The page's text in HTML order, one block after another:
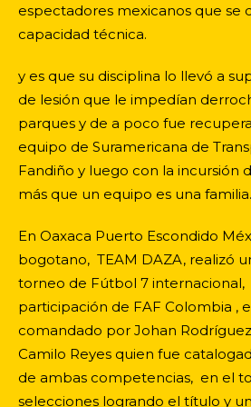
espectadores mexicanos que se
capacidad técnica.
y es que su disciplina lo llevó a
de lesión que le impedían
parques y de a poco fue
equipo de Suramericana de
Fandiño y luego con la incursión
más que un equipo es una familia.
En Oaxaca Puerto Escondido
bogotano, TEAM DAZA, realizó
torneo de Fútbol 7 internacional,
participación de FAF Colombia ,
comandado por Johan Rodríguez
Camilo Reyes quien fue
de ambas competencias, en el
selecciones logrando el título y